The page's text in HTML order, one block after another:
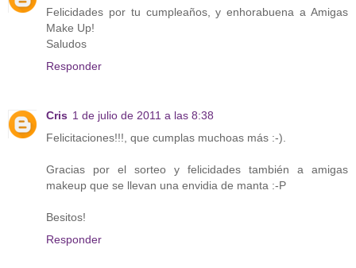
Felicidades por tu cumpleaños, y enhorabuena a Amigas
Make Up!
Saludos
Responder
Cris 1 de julio de 2011 a las 8:38
Felicitaciones!!!, que cumplas muchoas más :-).
Gracias por el sorteo y felicidades también a amigas
makeup que se llevan una envidia de manta :-P
Besitos!
Responder